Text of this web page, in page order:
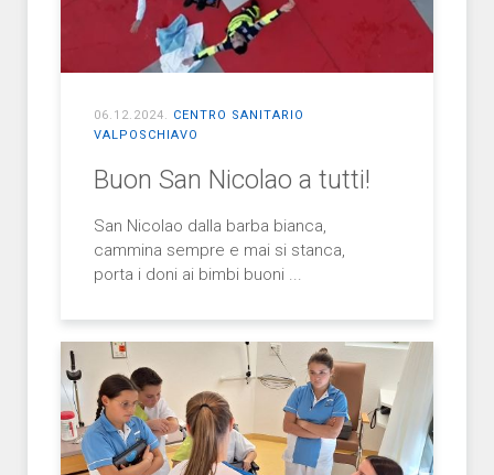
06.12.2024
CENTRO SANITARIO
VALPOSCHIAVO
Buon San Nicolao a tutti!
San Nicolao dalla barba bianca,
cammina sempre e mai si stanca,
porta i doni ai bimbi buoni ...